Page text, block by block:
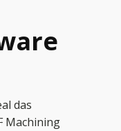
das
Machining